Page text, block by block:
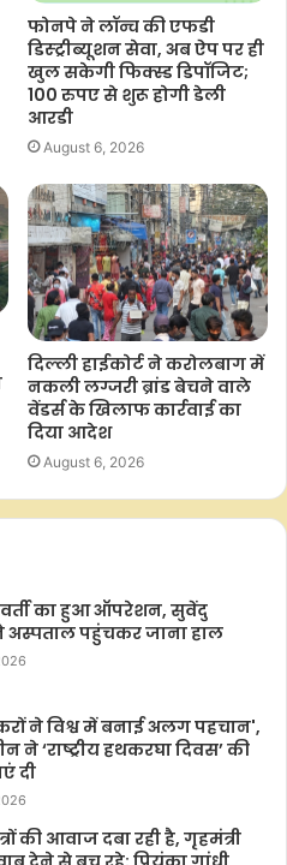
फोनपे ने लॉन्च की एफडी
डिस्ट्रीब्यूशन सेवा, अब ऐप पर ही
खुल सकेगी फिक्स्ड डिपॉजिट;
100 रुपए से शुरू होगी डेली
आरडी
August 6, 2026
दिल्ली हाईकोर्ट ने करोलबाग में
नकली लग्जरी ब्रांड बेचने वाले
वेंडर्स के खिलाफ कार्रवाई का
दिया आदेश
August 6, 2026
का हुआ ऑपरेशन, सुवेंदु
अस्पताल पहुंचकर जाना हाल
ने विश्व में बनाई अलग पहचान',
ने ‘राष्ट्रीय हथकरघा दिवस’ की
दी
की आवाज दबा रही है, गृहमंत्री